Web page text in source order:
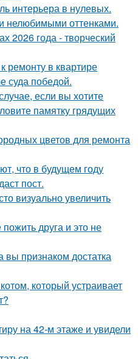
интерьера в нулевых.
нелюбимыми оттенками.
2026 года - творческий
ремонту в квартире
суда победой.
если вы хотите
памятку грядущих
цветов для ремонта
что в будущем году
пост.
визуально увеличить
друга и это не
вы признаком достатка
который устраивает
на 42-м этаже и увидели